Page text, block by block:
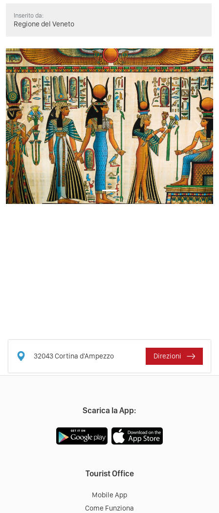
Inserito da:
Regione del Veneto
Previous Next
32043Cortina d'Ampezzo Direzioni
Scarica la App:
Tourist Office
Mobile App
Come Funziona